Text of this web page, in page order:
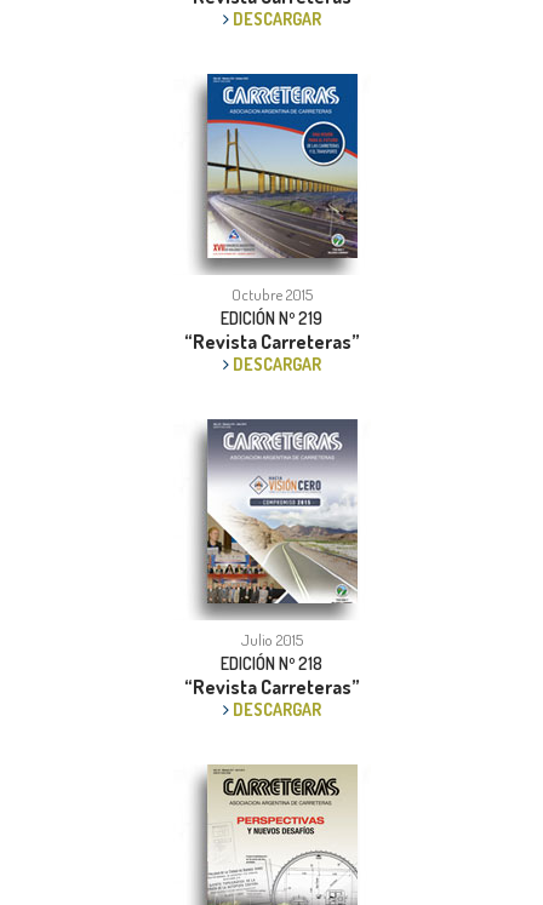
DESCARGAR
Octubre 2015
EDICIÓN Nº 219
“Revista Carreteras”
DESCARGAR
Julio 2015
EDICIÓN Nº 218
“Revista Carreteras”
DESCARGAR